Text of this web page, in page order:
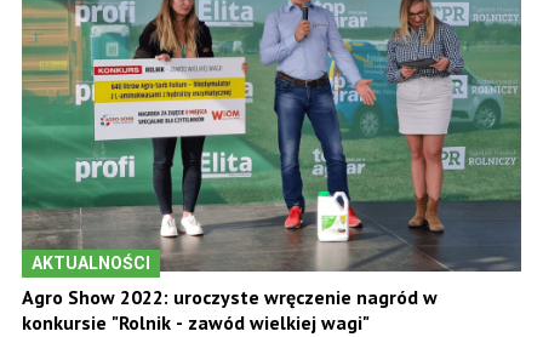
AKTUALNOŚCI
Agro Show 2022: uroczyste wręczenie nagród w
konkursie "Rolnik - zawód wielkiej wagi"